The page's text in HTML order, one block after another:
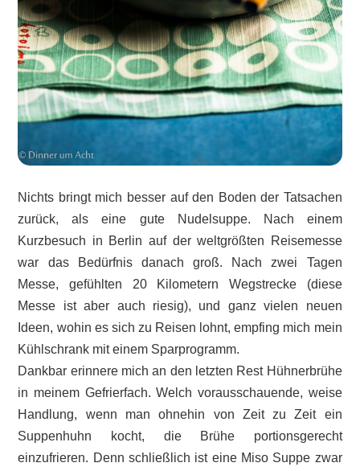
Nichts bringt mich besser auf den Boden der Tatsachen
zurück, als eine gute Nudelsuppe. Nach einem
Kurzbesuch in Berlin auf der weltgrößten Reisemesse
war das Bedürfnis danach groß. Nach zwei Tagen
Messe, gefühlten 20 Kilometern Wegstrecke (diese
Messe ist aber auch riesig), und ganz vielen neuen
Ideen, wohin es sich zu Reisen lohnt, empfing mich mein
Kühlschrank mit einem Sparprogramm.
Dankbar erinnere mich an den letzten Rest Hühnerbrühe
in meinem Gefrierfach. Welch vorausschauende, weise
Handlung, wenn man ohnehin von Zeit zu Zeit ein
Suppenhuhn kocht, die Brühe portionsgerecht
einzufrieren. Denn schließlich ist eine Miso Suppe zwar